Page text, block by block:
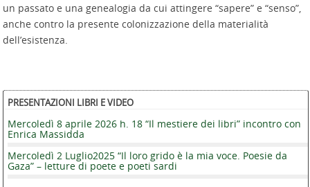
un passato e una genealogia da cui attingere “sapere” e “senso”,
anche contro la presente colonizzazione della materialità
dell’esistenza.
PRESENTAZIONI LIBRI E VIDEO
Mercoledì 8 aprile 2026 h. 18 “Il mestiere dei libri” incontro con
Enrica Massidda
Mercoledì 2 Luglio2025 “Il loro grido è la mia voce. Poesie da
Gaza” – letture di poete e poeti sardi